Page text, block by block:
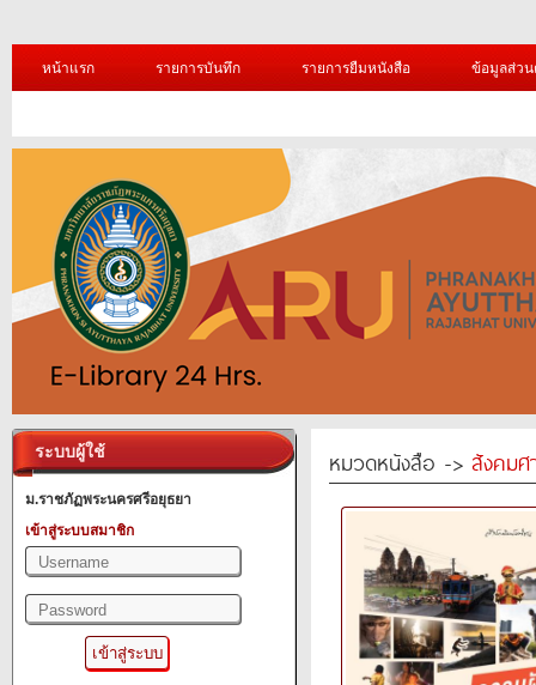
หน้าแรก รายการบันทึก รายการยืมหนังสือ ข้อมูลส่ว
ระบบผู้ใช้
ม.ราชภัฏพระนครศรีอยุธยา
เข้าสู่ระบบสมาชิก
หมวดหนังสือ -> สังคมศ